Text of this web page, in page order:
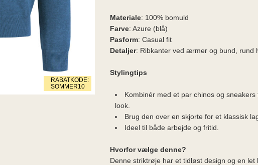
RABATKODE:
SOMMER10
Materiale: 100% bomuld
Farve: Azure (blå)
Pasform: Casual fit
Detaljer: Ribkanter ved ærmer og bund, rund
Stylingtips
Kombinér med et par chinos og
look.
Brug den over en skjorte for et klassisk
Ideel til både arbejde og fritid.
Hvorfor vælge denne?
Denne striktrøje har et tidløst design og en let